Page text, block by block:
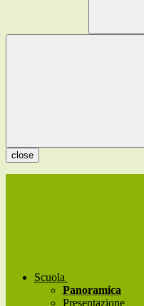
close
Scuola
Panoramica
Presentazione